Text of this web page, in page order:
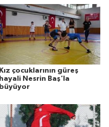
Kız çocuklarının güreş
hayali Nesrin Baş'la
büyüyor